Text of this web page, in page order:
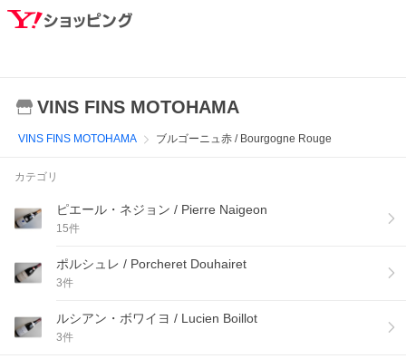
VINS FINS MOTOHAMA
VINS FINS MOTOHAMA ブルゴーニュ赤 / Bourgogne Rouge
カテゴリ
ピエール・ネジョン / Pierre Naigeon
15件
ポルシュレ / Porcheret Douhairet
3件
ルシアン・ボワイヨ / Lucien Boillot
3件